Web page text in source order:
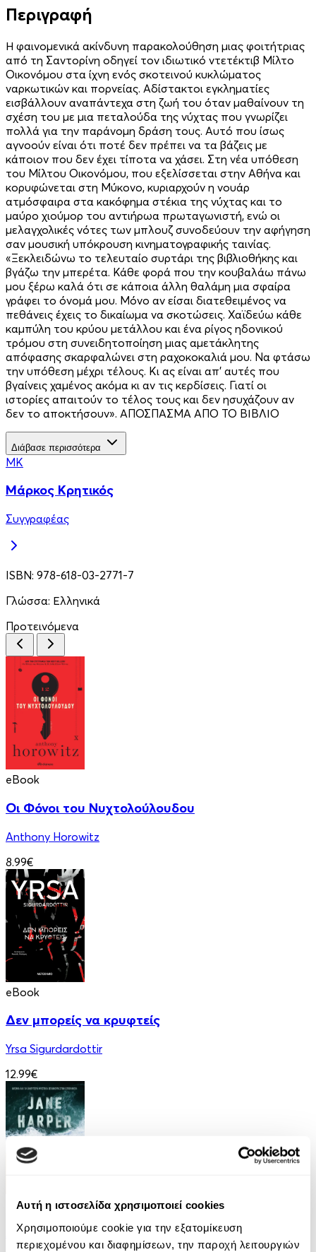
Αυτή η ιστοσελίδα χρησιμοποιεί cookies
Χρησιμοποιούμε cookie για την εξατομίκευση
περιεχομένου και διαφημίσεων, την παροχή λειτουργιών
Περιγραφή
Η φαινομενικά ακίνδυνη παρακολούθηση μιας φοιτήτριας
από τη Σαντορίνη οδηγεί τον ιδιωτικό ντετέκτιβ Μίλτο
Οικονόμου στα ίχνη ενός σκοτεινού κυκλώματος
ναρκωτικών και πορνείας. Αδίστακτοι εγκληματίες
εισβάλλουν αναπάντεχα στη ζωή του όταν μαθαίνουν τη
σχέση του με μια πεταλούδα της νύχτας που γνωρίζει
πολλά για την παράνομη δράση τους. Αυτό που ίσως
αγνοούν είναι ότι ποτέ δεν πρέπει να τα βάζεις με
κάποιον που δεν έχει τίποτα να χάσει. Στη νέα υπόθεση
του Μίλτου Οικονόμου, που εξελίσσεται στην Αθήνα και
κορυφώνεται στη Μύκονο, κυριαρχούν η νουάρ
ατμόσφαιρα στα κακόφημα στέκια της νύχτας και το
μαύρο χιούμορ του αντιήρωα πρωταγωνιστή, ενώ οι
μελαγχολικές νότες των μπλουζ συνοδεύουν την αφήγηση
σαν μουσική υπόκρουση κινηματογραφικής ταινίας.
«Ξεκλειδώνω το τελευταίο συρτάρι της βιβλιοθήκης και
βγάζω την μπερέτα. Κάθε φορά που την κουβαλάω πάνω
μου ξέρω καλά ότι σε κάποια άλλη θαλάμη μια σφαίρα
γράφει το όνομά μου. Μόνο αν είσαι διατεθειμένος να
πεθάνεις έχεις το δικαίωμα να σκοτώσεις. Χαϊδεύω κάθε
καμπύλη του κρύου μετάλλου και ένα ρίγος ηδονικού
τρόμου στη συνειδητοποίηση μιας αμετάκλητης
απόφασης σκαρφαλώνει στη ραχοκοκαλιά μου. Να φτάσω
την υπόθεση μέχρι τέλους. Κι ας είναι απ’ αυτές που
βγαίνεις χαμένος ακόμα κι αν τις κερδίσεις. Γιατί οι
ιστορίες απαιτούν το τέλος τους και δεν ησυχάζουν αν
δεν το αποκτήσουν». ΑΠΟΣΠΑΣΜΑ ΑΠΟ ΤΟ ΒΙΒΛΙΟ
Διάβασε περισσότερα
ΜΚ
Μάρκος Κρητικός
Συγγραφέας
ISBN: 978-618-03-2771-7
Γλώσσα: Ελληνικά
Προτεινόμενα
eBook
Οι Φόνοι του Νυχτολούλουδου
Anthony Horowitz
8.99€
eBook
Δεν μπορείς να κρυφτείς
Yrsa Sigurdardottir
12.99€
eBook
Αυτοί που επέζησαν